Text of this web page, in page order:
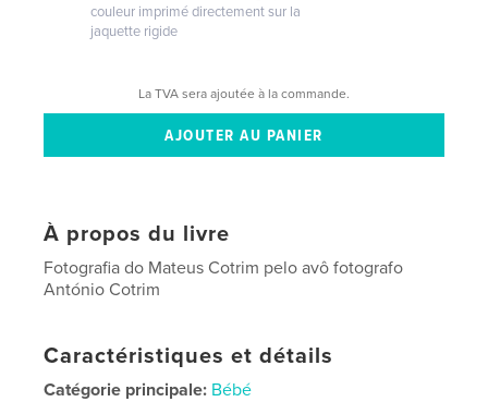
couleur imprimé directement sur la
jaquette rigide
La TVA sera ajoutée à la commande.
À propos du livre
Fotografia do Mateus Cotrim pelo avô fotografo
António Cotrim
Caractéristiques et détails
Catégorie principale: Bébé